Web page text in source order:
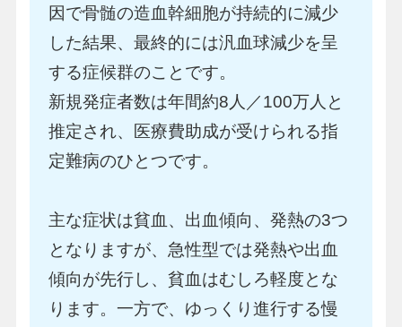
因で骨髄の造血幹細胞が持続的に減少
した結果、最終的には汎血球減少を呈
する症候群のことです。
新規発症者数は年間約8人／100万人と
推定され、医療費助成が受けられる指
定難病のひとつです。
主な症状は貧血、出血傾向、発熱の3つ
となりますが、急性型では発熱や出血
傾向が先行し、貧血はむしろ軽度とな
ります。一方で、ゆっくり進行する慢